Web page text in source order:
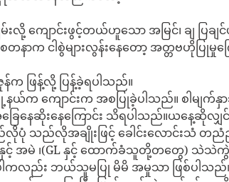
းလို့ ကျောင်းဖွင့်တယ်ဟူသော အမြင်၊ ချ ပြခ
ာက ငါစွဲများလွန်းနေတော့ အတ္တဗဟိုပြုမှုက
က ဖြန့်လို့ ပြန့်ခဲ့ရပါသည်။
ယ်က ကျောင်းက အစပြုခဲ့ပါသည်။ စါမျက်
ေနေဆိုးနေကြောင်း သိရပါသည်။ယနေ့ဆိုလျှ
လိုပုံ သည်လိုအချိုးဖြင့် ခေါင်းလောင်းသံ တ
နှင့် အမဲ ၊(GL နှင့် ထောက်ခံသူတို့တတွေ) သဲသဲကွဲ
လည်း ဘယ်သူမပြု မိမိ အမှုသာ ဖြစ်ပါသည်